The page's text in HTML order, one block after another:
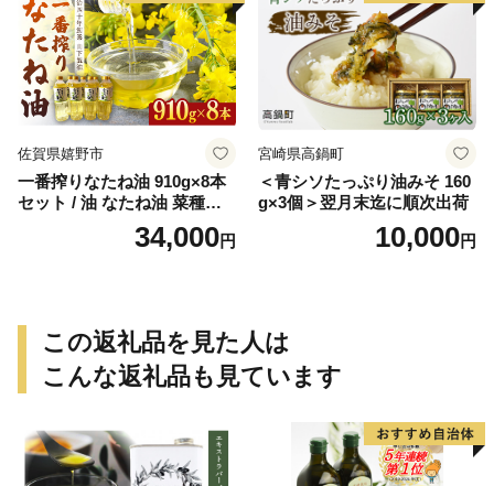
佐賀県嬉野市
一番搾りなたね油 910g×8本
セット / 油 なたね油 菜種油
ナタネ【山下製油】 [NBE00
34,000円
宮崎県高鍋町
＜青シソたっぷり油みそ 160
g×3個＞翌月末迄に順次出荷
10,000円
この返礼品を見た人は
こんな返礼品も見ています